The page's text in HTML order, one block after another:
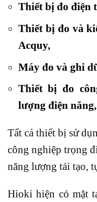
Thiết bị đo điện
Thiết bị đo và
Acquy,
Máy đo và ghi
Thiết bị đo
lượng điện năng,
Tất cả thiết bị sử
công nghiệp trọng
năng lượng tái tạo,
Hioki hiện có mặt